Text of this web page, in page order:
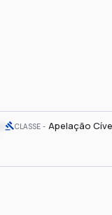
CLASSE Apelação